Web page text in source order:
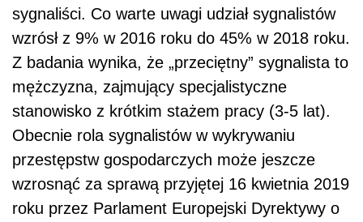
sygnaliści. Co warte uwagi udział sygnalistów
wzrósł z 9% w 2016 roku do 45% w 2018 roku.
Z badania wynika, że „przeciętny” sygnalista to
mężczyzna, zajmujący specjalistyczne
stanowisko z krótkim stażem pracy (3-5 lat).
Obecnie rola sygnalistów w wykrywaniu
przestępstw gospodarczych może jeszcze
wzrosnąć za sprawą przyjętej 16 kwietnia 2019
roku przez Parlament Europejski Dyrektywy o